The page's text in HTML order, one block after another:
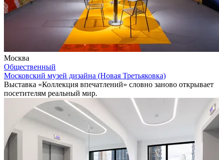
Москва
Общественный
Московский музей дизайна (Новая Третьяковка)
Выставка «Коллекция впечатлений» словно заново открывает
посетителям реальный мир.